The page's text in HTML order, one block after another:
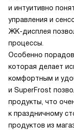
и интуитивно
управления и
ЖК-дисплея
процессы.
Особенно
которая делает
комфортным и
и SuperFrost
продукты, что
к праздничному
продуктов из